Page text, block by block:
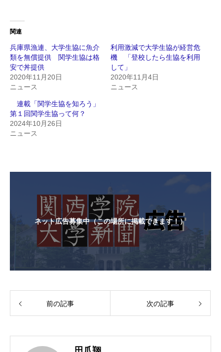
関連
兵庫県漁連、大学生協に魚介
類を無償提供 関学生協は格
安で丼提供
2020年11月20日
ニュース
利用激減で大学生協が経営危
機 「登校したら生協を利用
して」
2020年11月4日
ニュース
連載「関学生協を知ろう」
第１回関学生協って何？
2024年10月26日
ニュース
ネット広告募集中（この場所に掲載できます！）
前の記事 次の記事